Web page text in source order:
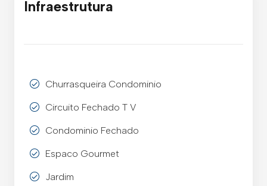
Infraestrutura
Churrasqueira Condominio
Circuito Fechado T V
Condominio Fechado
Espaco Gourmet
Jardim